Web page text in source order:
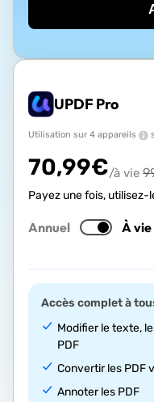
UPDF Pro
Utilisation sur 4 appareils
70,99€/à vie
Payez une fois, utilisez-
Annuel À vie
Accès complet à
Modifier le texte,
PDF
Convertir les PDF
Annoter les PDF